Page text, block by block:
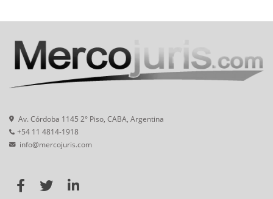
Av. Córdoba 1145 2° Piso, CABA, Argentina
+54 11 4814-1918
info@mercojuris.com